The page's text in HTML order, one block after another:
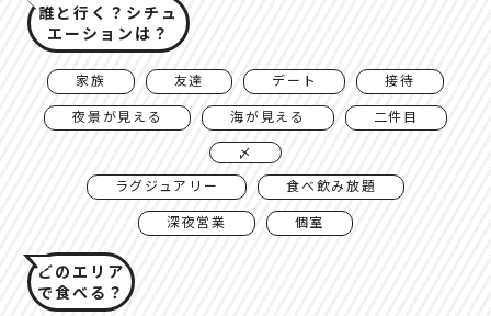
誰と行く？シチュ
エーションは？
家族 友達 デート
接待
夜景が見える
海が見える
二件目
〆
ラグジュアリー
食べ飲み放題
深夜営業
個室
どのエリア
で食べる？